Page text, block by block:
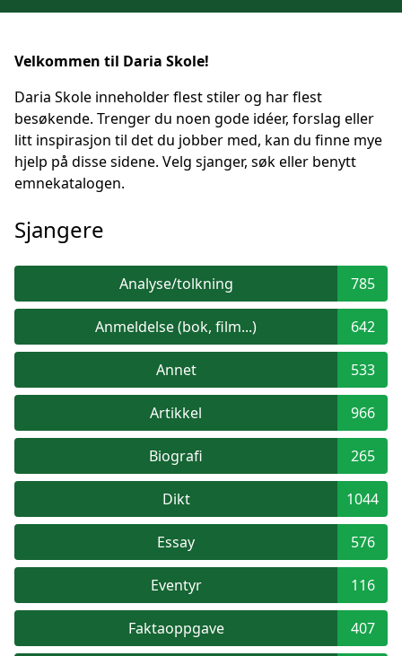
Velkommen til Daria Skole!
Daria Skole inneholder flest stiler og har flest
besøkende. Trenger du noen gode idéer, forslag eller
litt inspirasjon til det du jobber med, kan du finne mye
hjelp på disse sidene. Velg sjanger, søk eller benytt
emnekatalogen.
Sjangere
Analyse/tolkning 785
Anmeldelse (bok, film...) 642
Annet 533
Artikkel 966
Biografi 265
Dikt 1044
Essay 576
Eventyr 116
Faktaoppgave 407